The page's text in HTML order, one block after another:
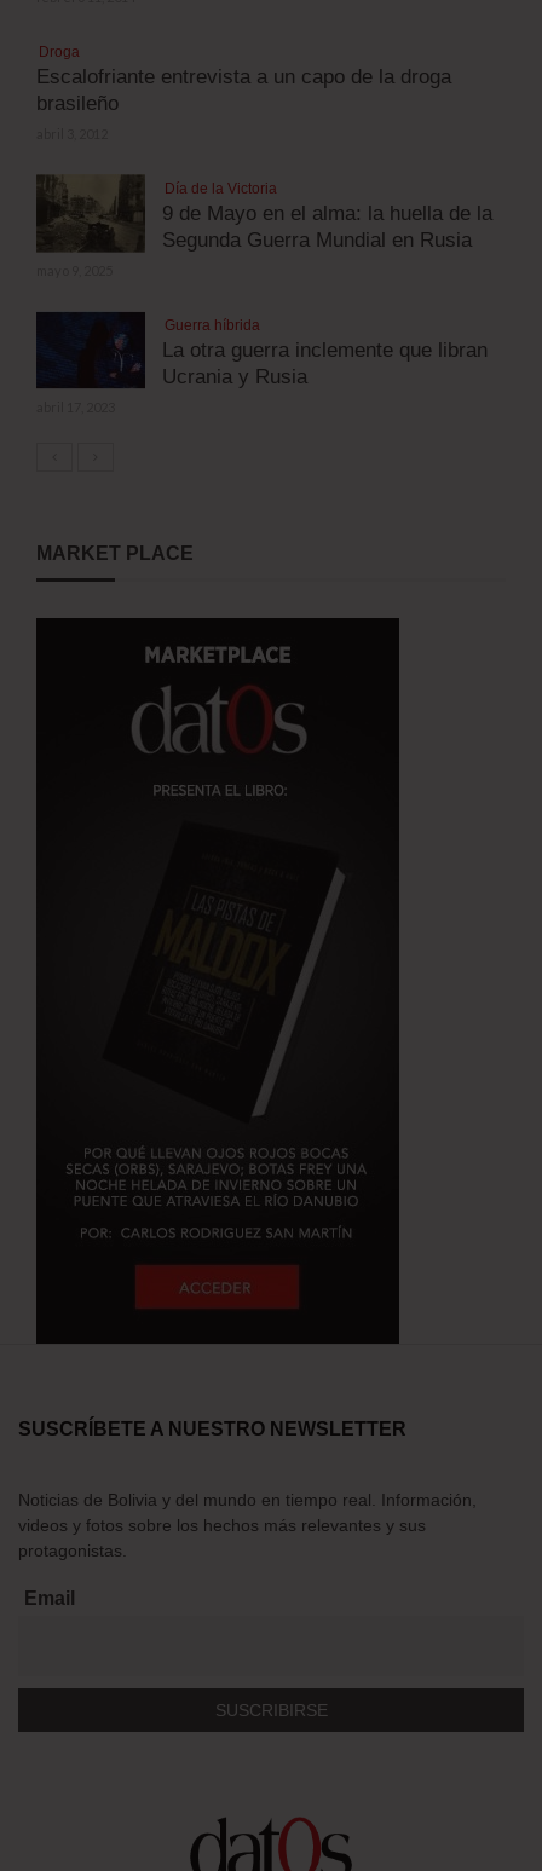
Droga
Escalofriante entrevista a un capo de la droga
brasileño
Día de la Victoria
9 de Mayo en el alma: la huella de la
Segunda Guerra Mundial en Rusia
Guerra híbrida
La otra guerra inclemente que libran
Ucrania y Rusia
MARKET PLACE
SUSCRÍBETE A NUESTRO NEWSLETTER
Noticias de Bolivia y del mundo en tiempo real. Información,
videos y fotos sobre los hechos más relevantes y sus
protagonistas.
Email